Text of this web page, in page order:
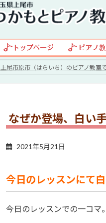
上尾市原市（はらいち）のピアノ教室
なぜか登場、白い
2021年5月21日
今日のレッスンにて
今日のレッスンでの一コマ。